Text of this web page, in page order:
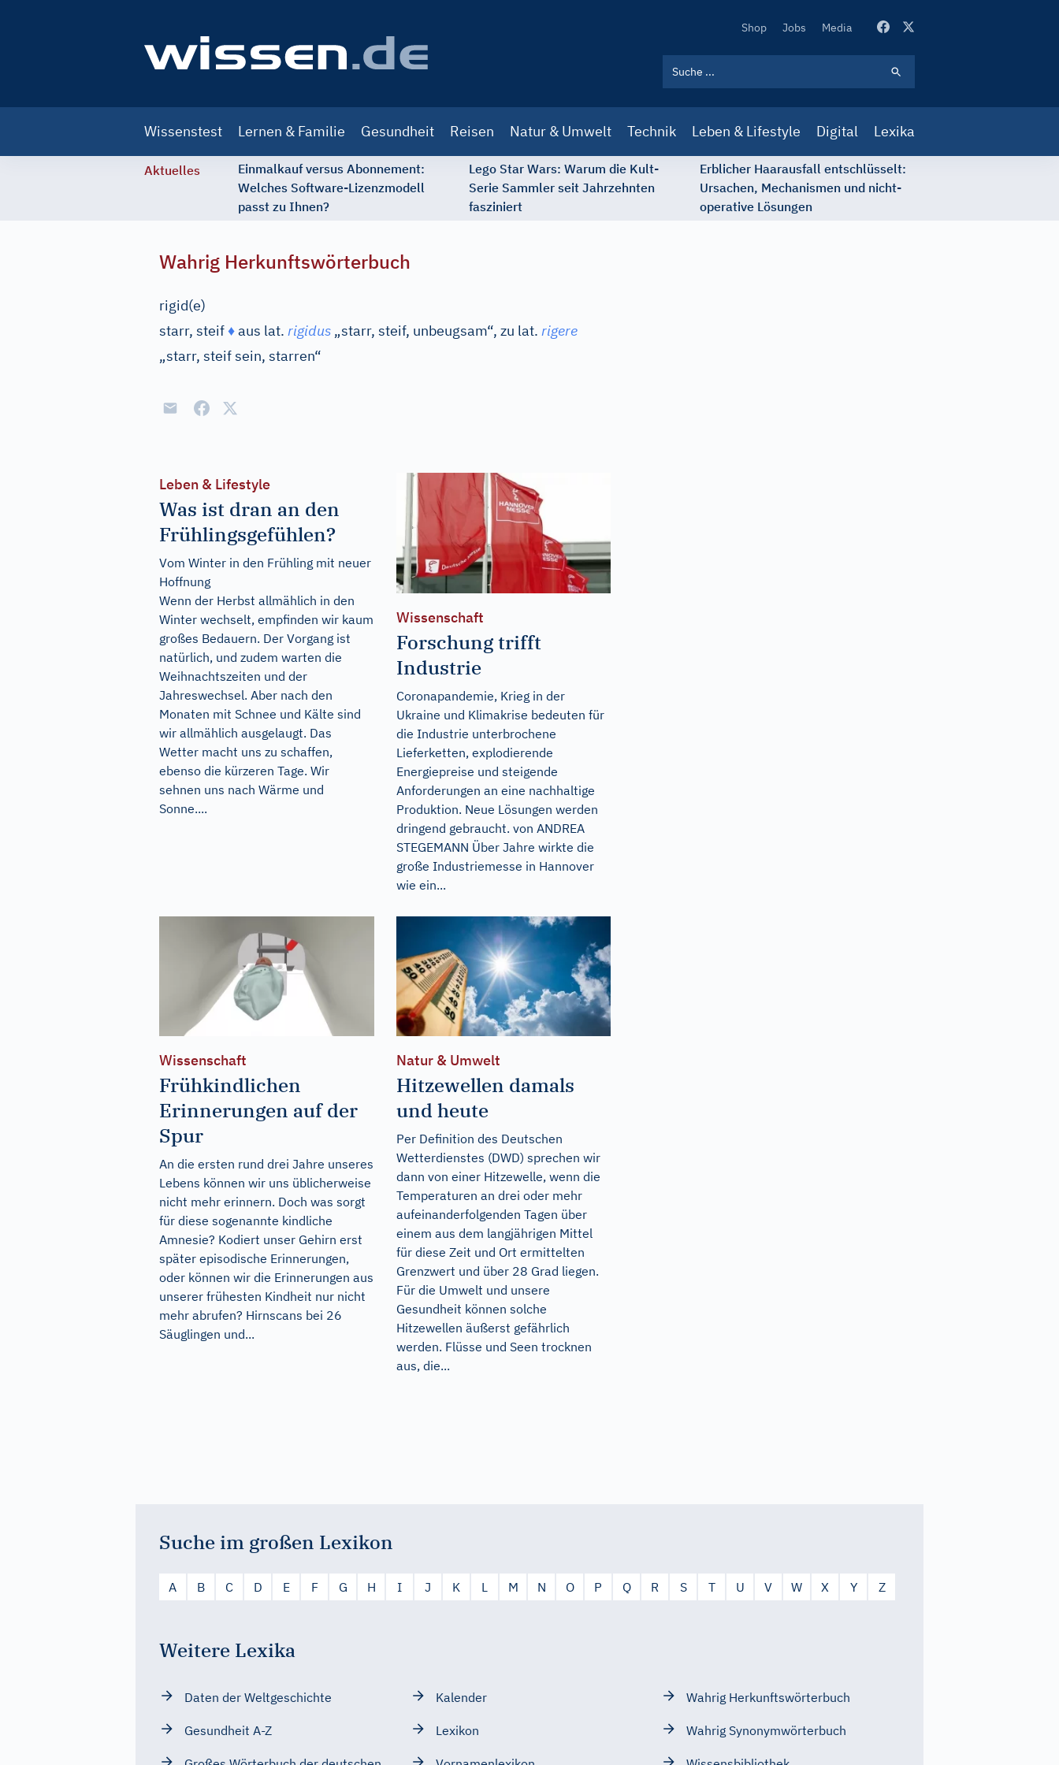
Secondary
Shop Jobs Media
navigation
Wissenstest Lernen & Familie Gesundheit Reisen Natur & Umwelt Technik Leben & Lifestyle Digital Lexika
Aktuelles
Einmalkauf versus Abonnement:
Welches Software-Lizenzmodell
passt zu Ihnen?
Lego Star Wars: Warum die Kult-
Serie Sammler seit Jahrzehnten
fasziniert
Erblicher Haarausfall entschlüsselt:
Ursachen, Mechanismen und nicht-
operative Lösungen
Wahrig Herkunftswörterbuch
rigid(e)
starr, steif♦aus lat. rigidus „starr, steif, unbeugsam“, zu lat. rigere
„starr, steif sein, starren“
Leben & Lifestyle
Was ist dran an den
Frühlingsgefühlen?
Vom Winter in den Frühling mit neuer
Hoffnung
Wenn der Herbst allmählich in den
Winter wechselt, empfinden wir kaum
großes Bedauern. Der Vorgang ist
natürlich, und zudem warten die
Weihnachtszeiten und der
Jahreswechsel. Aber nach den
Monaten mit Schnee und Kälte sind
wir allmählich ausgelaugt. Das
Wetter macht uns zu schaffen,
ebenso die kürzeren Tage. Wir
sehnen uns nach Wärme und
Sonne....
Wissenschaft
Forschung trifft
Industrie
Coronapandemie, Krieg in der
Ukraine und Klimakrise bedeuten für
die Industrie unterbrochene
Lieferketten, explodierende
Energiepreise und steigende
Anforderungen an eine nachhaltige
Produktion. Neue Lösungen werden
dringend gebraucht. von ANDREA
STEGEMANN Über Jahre wirkte die
große Industriemesse in Hannover
wie ein...
Wissenschaft
Frühkindlichen
Erinnerungen auf der
Spur
An die ersten rund drei Jahre unseres
Lebens können wir uns üblicherweise
nicht mehr erinnern. Doch was sorgt
für diese sogenannte kindliche
Amnesie? Kodiert unser Gehirn erst
später episodische Erinnerungen,
oder können wir die Erinnerungen aus
unserer frühesten Kindheit nur nicht
mehr abrufen? Hirnscans bei 26
Säuglingen und...
Natur & Umwelt
Hitzewellen damals
und heute
Per Definition des Deutschen
Wetterdienstes (DWD) sprechen wir
dann von einer Hitzewelle, wenn die
Temperaturen an drei oder mehr
aufeinanderfolgenden Tagen über
einem aus dem langjährigen Mittel
für diese Zeit und Ort ermittelten
Grenzwert und über 28 Grad liegen.
Für die Umwelt und unsere
Gesundheit können solche
Hitzewellen äußerst gefährlich
werden. Flüsse und Seen trocknen
aus, die...
Suche im großen Lexikon
A B C D E F G H I J K L M N O P Q R S T U V W X Y Z
Weitere Lexika
Daten der Weltgeschichte
Gesundheit A-Z
Kalender
Lexikon
Wahrig Herkunftswörterbuch
Wahrig Synonymwörterbuch